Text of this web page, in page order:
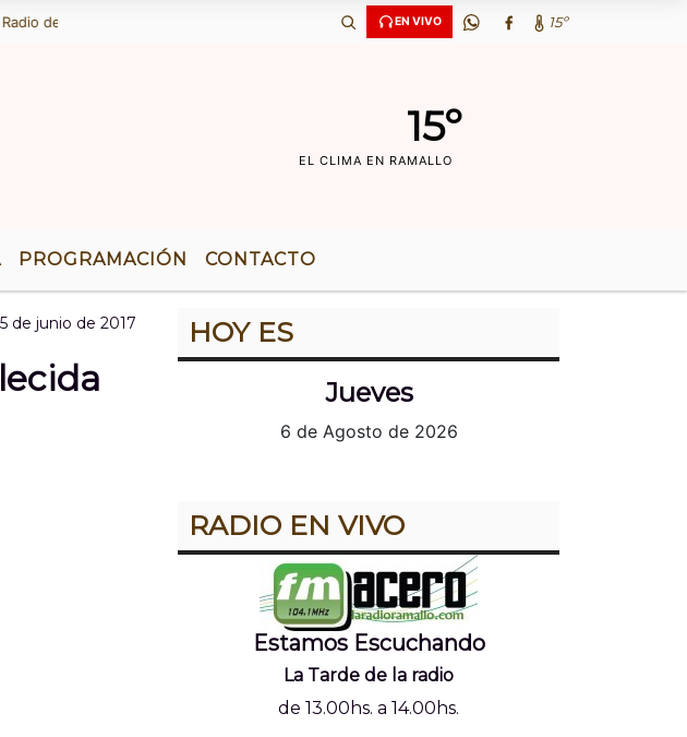
| TENEMOS 36 AÃ‘OS DE RADIO | EN VIVO 15º
15º
EL CLIMA EN RAMALLO
PROGRAMACIÓN CONTACTO
de junio de 2017 HOY ES
Jueves
6 de Agosto de 2026
RADIO EN VIVO
Estamos Escuchando
La Tarde de la radio
de 13.00hs. a 14.00hs.